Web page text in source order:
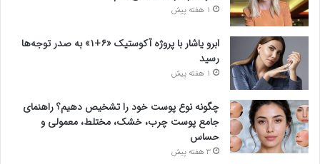
1 هفته پیش
ابرو یاشار با پروژه آکوستیک «۶+۱» به صدر توجه‌ها
رسید
1 هفته پیش
چگونه نوع پوست خود را تشخیص دهیم؟ راهنمای
جامع پوست چرب، خشک، مختلط، معمولی و
حساس
3 هفته پیش